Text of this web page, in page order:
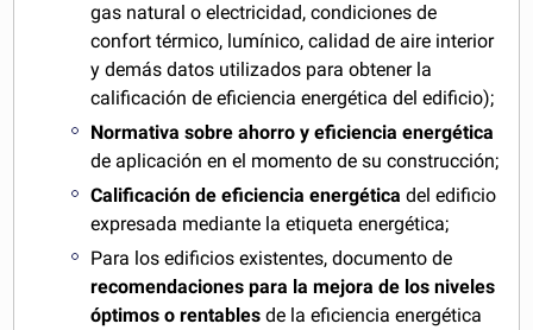
gas natural o electricidad, condiciones de
confort térmico, lumínico, calidad de aire interior
y demás datos utilizados para obtener la
calificación de eficiencia energética del edificio);
Normativa sobre ahorro y eficiencia energética
de aplicación en el momento de su construcción;
Calificación de eficiencia energética del edificio
expresada mediante la etiqueta energética;
Para los edificios existentes, documento de
recomendaciones para la mejora de los niveles
óptimos o rentables de la eficiencia energética